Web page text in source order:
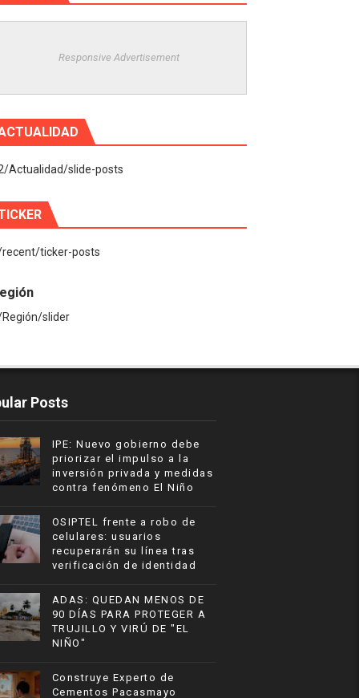
Responsive Advertisement
Actualidad/slide-posts
ticker-posts
slider
Posts
IPE: Nuevo gobierno debe
priorizar el impulso a la
inversión privada y medidas
contra fenómeno El Niño
OSIPTEL frente a robo de
celulares: usuarios
recuperarán su línea tras
verificación de identidad
ADAS: QUEDAN MENOS DE
90 DÍAS PARA PROTEGER A
TRUJILLO Y VIRÚ DE "EL
NIÑO"
Construye Experto de
Cementos Pacasmayo